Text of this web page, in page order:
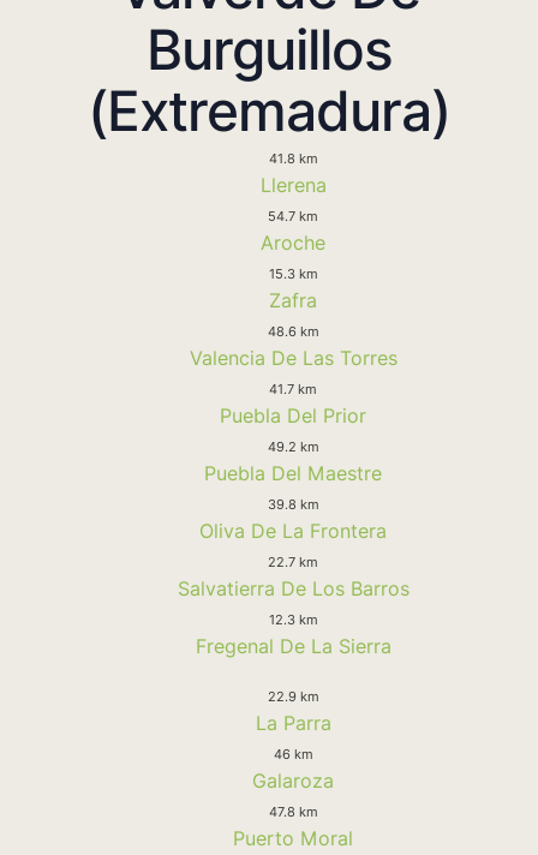
Burguillos
(Extremadura)
41.8 km
Llerena
54.7 km
Aroche
15.3 km
Zafra
48.6 km
Valencia De Las Torres
41.7 km
Puebla Del Prior
49.2 km
Puebla Del Maestre
39.8 km
Oliva De La Frontera
22.7 km
Salvatierra De Los Barros
12.3 km
Fregenal De La Sierra
22.9 km
La Parra
46 km
Galaroza
47.8 km
Puerto Moral